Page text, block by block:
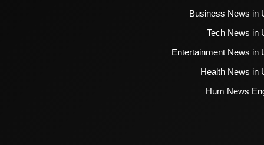
Business News in
Tech News in
Entertainment News in
Health News in
Hum News